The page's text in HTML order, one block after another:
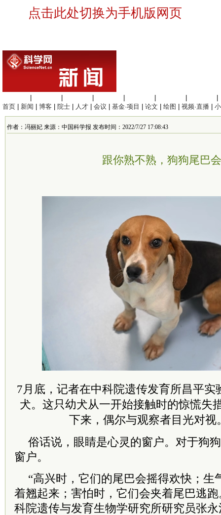
点击此处切换为手机版网页
首页
新闻 博客 院士 人才 会议 基金·项目 论文 绘图 视频·直播
作者：冯丽妃 来源：中国科学报 发布时间：2022/7/27 17:08:43
跟你熟不熟，狗狗尾巴
7月底，记者在中科院遗传发育所昌平实
犬。这只幼犬从一开始接触时的惊慌失
下来，偶尔与观察者目光对视
俗话说，眼睛是心灵的窗户。对于狗
窗户。
“高兴时，它们的尾巴会摇得欢快；生
着翘起来；害怕时，它们会夹着尾巴逃
科院遗传与发育生物学研究所研究员张